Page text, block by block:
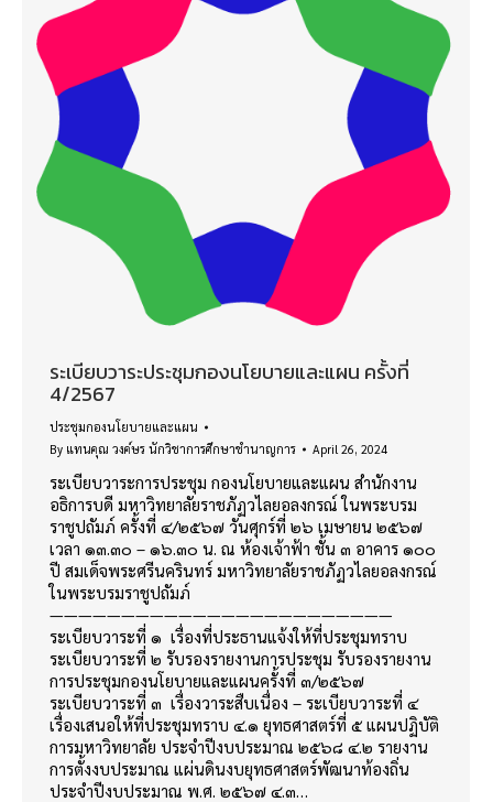
ระเบียบวาระประชุมกองนโยบายและแผน ครั้งที่
4/2567
ประชุมกองนโยบายและแผน
By แทนคุณ วงค์ษร นักวิชาการศึกษาชำนาญการ April 26, 2024
ระเบียบวาระการประชุม กองนโยบายและแผน สำนักงาน
อธิการบดี มหาวิทยาลัยราชภัฏวไลยอลงกรณ์ ในพระบรม
ราชูปถัมภ์ ครั้งที่ ๔/๒๕๖๗ วันศุกร์ที่ ๒๖ เมษายน ๒๕๖๗
เวลา ๑๓.๓๐ – ๑๖.๓๐ น. ณ ห้องเจ้าฟ้า ชั้น ๓ อาคาร ๑๐๐
ปี สมเด็จพระศรีนครินทร์ มหาวิทยาลัยราชภัฏวไลยอลงกรณ์
ในพระบรมราชูปถัมภ์
————————————————————————
ระเบียบวาระที่ ๑ เรื่องที่ประธานแจ้งให้ที่ประชุมทราบ
ระเบียบวาระที่ ๒ รับรองรายงานการประชุม รับรองรายงาน
การประชุมกองนโยบายและแผนครั้งที่ ๓/๒๕๖๗
ระเบียบวาระที่ ๓ เรื่องวาระสืบเนื่อง – ระเบียบวาระที่ ๔
เรื่องเสนอให้ที่ประชุมทราบ ๔.๑ ยุทธศาสตร์ที่ ๕ แผนปฏิบัติ
การมหาวิทยาลัย ประจำปีงบประมาณ ๒๕๖๘ ๔.๒ รายงาน
การตั้งงบประมาณ แผ่นดินงบยุทธศาสตร์พัฒนาท้องถิ่น
ประจำปีงบประมาณ พ.ศ. ๒๕๖๗ ๔.๓…